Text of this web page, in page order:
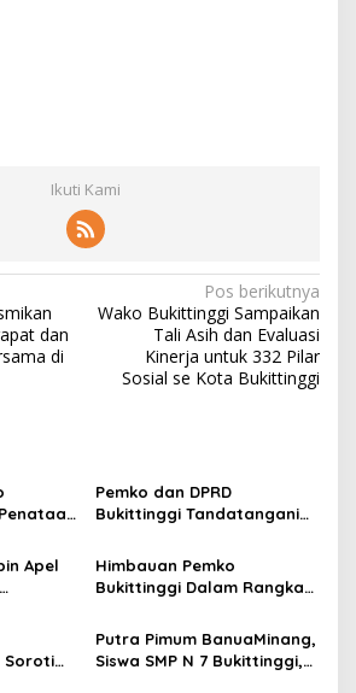
Ikuti Kami
dan
di
Pos berikutnya
Wako Bukittinggi Sampaikan
Tali Asih dan Evaluasi
Kinerja untuk 332 Pilar
Sosial se Kota Bukittinggi
Pemko dan DPRD
Bukittinggi Tandatangani
Perubahan KUA-PPAS APBD
2026
Apel
Gratis
Himbauan Pemko
Bukittinggi Dalam Rangka
Tahun ke-81 Kemerdekaan
Republik Indonesia
Soroti
Putra Pimum BanuaMinang,
Siswa SMP N 7 Bukittinggi,